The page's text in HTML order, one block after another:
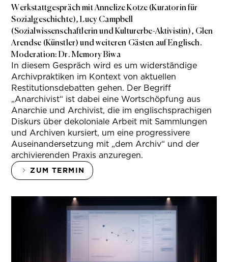
Werkstattgespräch mit Annelize Kotze (Kuratorin für
Sozialgeschichte), Lucy Campbell
(Sozialwissenschaftlerin und Kulturerbe-Aktivistin), Glen
Arendse (Künstler) und weiteren Gästen auf Englisch.
Moderation: Dr. Memory Biwa
In diesem Gespräch wird es um widerständige
Archivpraktiken im Kontext von aktuellen
Restitutionsdebatten gehen. Der Begriff
„Anarchivist“ ist dabei eine Wortschöpfung aus
Anarchie und Archivist, die im englischsprachigen
Diskurs über dekoloniale Arbeit mit Sammlungen
und Archiven kursiert, um eine progressivere
Auseinandersetzung mit „dem Archiv“ und der
archivierenden Praxis anzuregen.
ZUM TERMIN